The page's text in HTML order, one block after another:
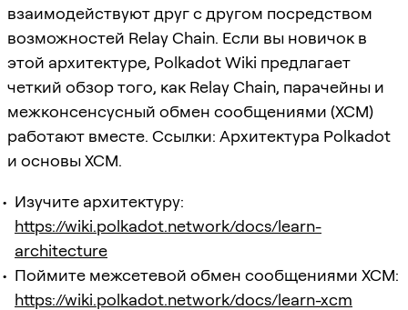
взаимодействуют друг с другом посредством
возможностей Relay Chain. Если вы новичок в
этой архитектуре, Polkadot Wiki предлагает
четкий обзор того, как Relay Chain, парачейны и
межконсенсусный обмен сообщениями (XCM)
работают вместе. Ссылки: Архитектура Polkadot
и основы XCM.
Изучите архитектуру:
https://wiki.polkadot.network/docs/learn-
architecture
Поймите межсетевой обмен сообщениями XCM:
https://wiki.polkadot.network/docs/learn-xcm